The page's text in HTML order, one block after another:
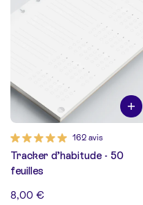
162 avis
Tracker d’habitude - 50
feuilles
8,00 €